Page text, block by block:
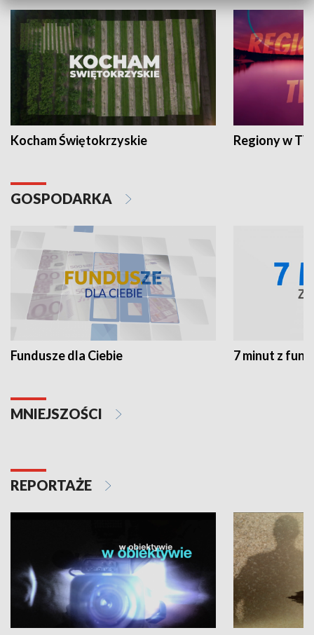
Kocham Świętokrzyskie Regiony w
GOSPODARKA
Fundusze dla Ciebie 7 minut z
MNIEJSZOŚCI
REPORTAŻE